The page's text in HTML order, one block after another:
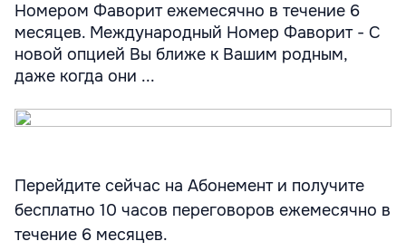
Номером Фаворит ежемесячно в течение 6
месяцев. Международный Номер Фаворит - С
новой опцией Вы ближе к Вашим родным,
даже когда они ...
Перейдите сейчас на Абонемент и получите
бесплатно 10 часов переговоров ежемесячно в
течение 6 месяцев.